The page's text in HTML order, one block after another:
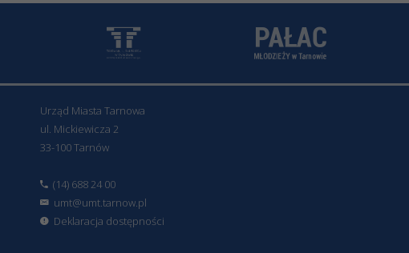
Urząd Miasta Tarnowa
ul. Mickiewicza 2
33-100 Tarnów
(14) 688 24 00
umt@umt.tarnow.pl
Deklaracja dostępności